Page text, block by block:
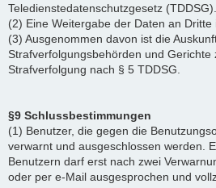
Teledienstedatenschutzgesetz (TDDSG).
(2) Eine Weitergabe der Daten an Dritte
(3) Ausgenommen davon ist die
Strafverfolgungsbehörden und Gerichte
Strafverfolgung nach § 5 TDDSG.
§9 Schlussbestimmungen
(1) Benutzer, die gegen die
verwarnt und ausgeschlossen werden.
Benutzern darf erst nach zwei
oder per e-Mail ausgesprochen und